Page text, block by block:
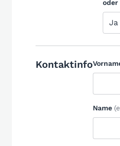
oder
Ja
Kontaktinfo
Name